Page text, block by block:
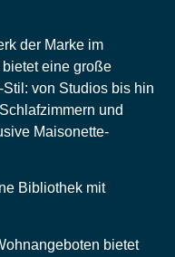
der Marke im
eine große
von Studios bis hin
und
Maisonette-
Bibliothek mit
bietet